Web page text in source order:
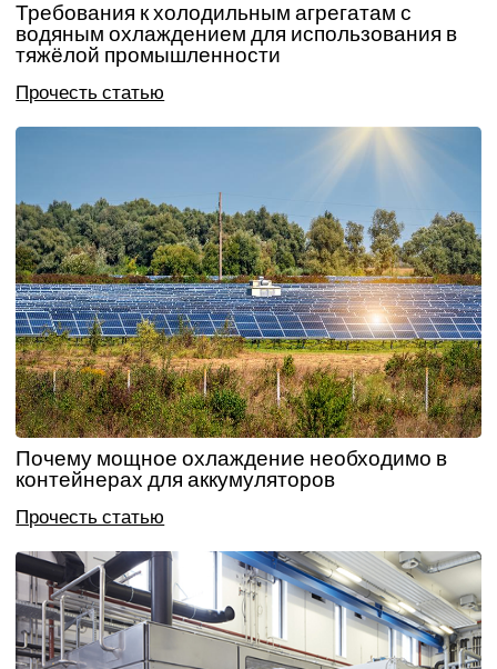
Требования к холодильным агрегатам с
водяным охлаждением для использования в
тяжёлой промышленности
Прочесть статью
Почему мощное охлаждение необходимо в
контейнерах для аккумуляторов
Прочесть статью